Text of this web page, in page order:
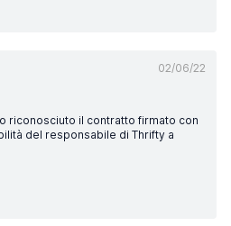
02/06/22
riconosciuto il contratto firmato con
del responsabile di Thrifty a